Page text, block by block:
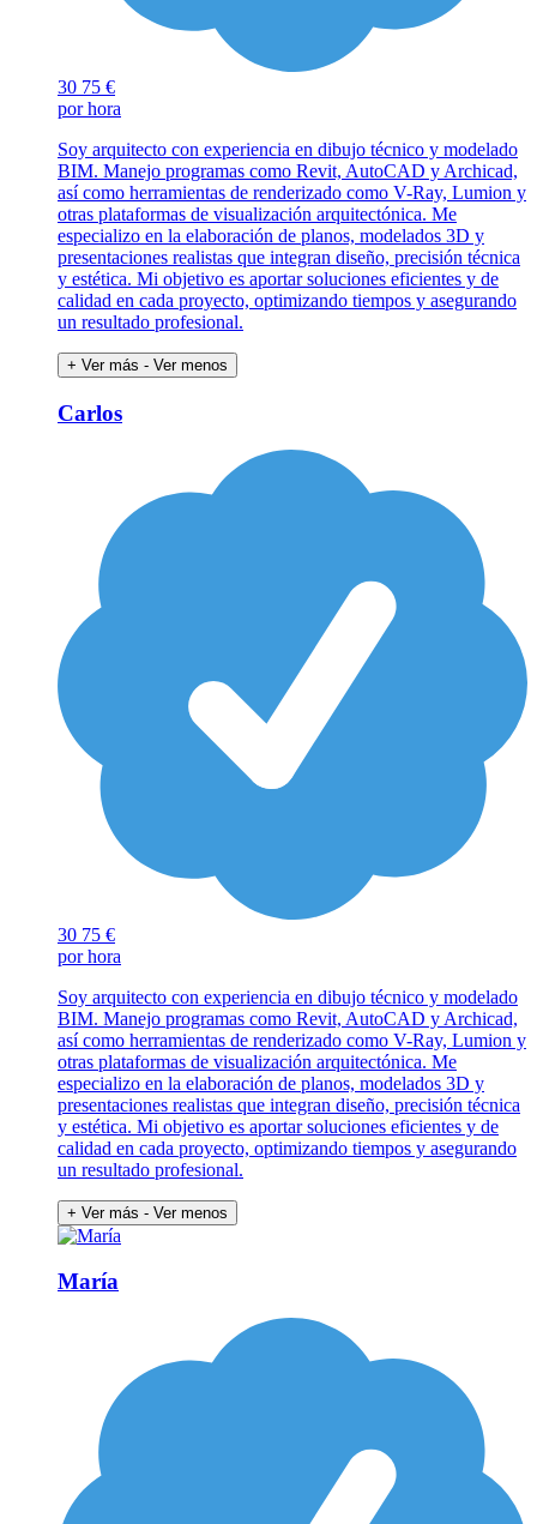
30 75 €
por hora
Soy arquitecto con experiencia en dibujo técnico y modelado
BIM. Manejo programas como Revit, AutoCAD y Archicad,
así como herramientas de renderizado como V-Ray, Lumion y
otras plataformas de visualización arquitectónica. Me
especializo en la elaboración de planos, modelados 3D y
presentaciones realistas que integran diseño, precisión técnica
y estética. Mi objetivo es aportar soluciones eficientes y de
calidad en cada proyecto, optimizando tiempos y asegurando
un resultado profesional.
+ Ver más - Ver menos
Carlos
30 75 €
por hora
Soy arquitecto con experiencia en dibujo técnico y modelado
BIM. Manejo programas como Revit, AutoCAD y Archicad,
así como herramientas de renderizado como V-Ray, Lumion y
otras plataformas de visualización arquitectónica. Me
especializo en la elaboración de planos, modelados 3D y
presentaciones realistas que integran diseño, precisión técnica
y estética. Mi objetivo es aportar soluciones eficientes y de
calidad en cada proyecto, optimizando tiempos y asegurando
un resultado profesional.
+ Ver más - Ver menos
María